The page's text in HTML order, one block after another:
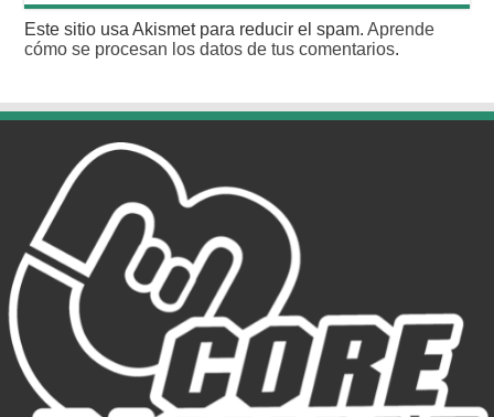
Este sitio usa Akismet para reducir el spam.Aprende
cómo se procesan los datos de tus comentarios.